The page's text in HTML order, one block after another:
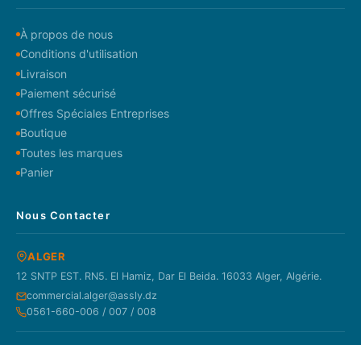
À propos de nous
Conditions d'utilisation
Livraison
Paiement sécurisé
Offres Spéciales Entreprises
Boutique
Toutes les marques
Panier
Nous Contacter
ALGER
12 SNTP EST. RN5. El Hamiz, Dar El Beida. 16033 Alger, Algérie.
commercial.alger@assly.dz
0561-660-006 / 007 / 008